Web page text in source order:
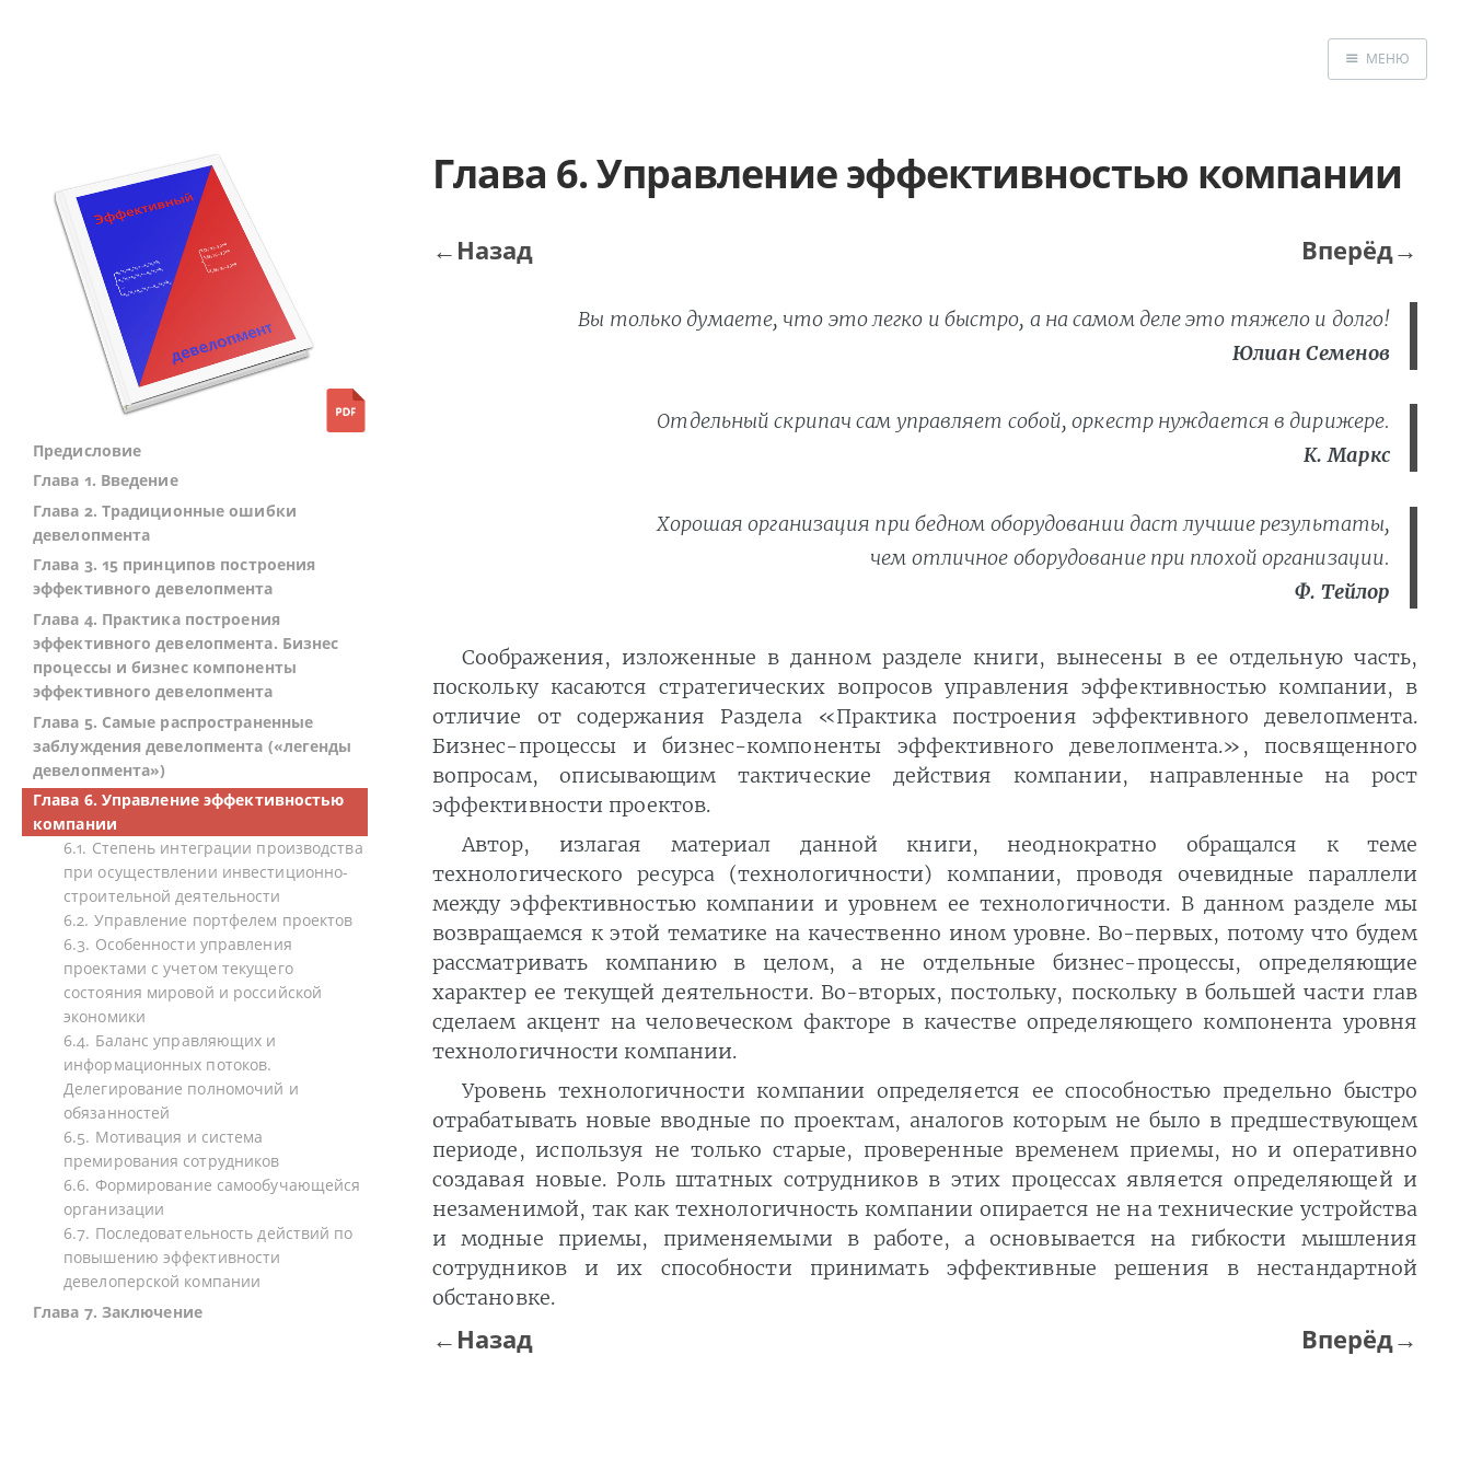
«Эффективный
девелопмент»
Консалтинг
МЕНЮ
Предисловие
Глава 1. Введение
Глава 2. Традиционные ошибки
девелопмента
Глава 3. 15 принципов построения
эффективного девелопмента
Глава 4. Практика построения
эффективного девелопмента. Бизнес
процессы и бизнес компоненты
эффективного девелопмента
Глава 5. Самые распространенные
заблуждения девелопмента («легенды
девелопмента»)
Глава 6. Управление эффективностью
компании
6.1. Степень интеграции производства
при осуществлении инвестиционно-
строительной деятельности
6.2. Управление портфелем проектов
6.3. Особенности управления
проектами с учетом текущего
состояния мировой и российской
экономики
6.4. Баланс управляющих и
информационных потоков.
Делегирование полномочий и
обязанностей
6.5. Мотивация и система
премирования сотрудников
6.6. Формирование самообучающейся
организации
6.7. Последовательность действий по
повышению эффективности
девелоперской компании
Глава 7. Заключение
Глава 6. Управление эффективностью компании
←Назад Вперёд→
Вы только думаете, что это легко и быстро, а на самом деле это тяжело и долго!
Юлиан Семенов
Отдельный скрипач сам управляет собой, оркестр нуждается в дирижере.
К. Маркс
Хорошая организация при бедном оборудовании даст лучшие результаты,
чем отличное оборудование при плохой организации.
Ф. Тейлор
Соображения, изложенные в данном разделе книги, вынесены в ее отдельную часть,
поскольку касаются стратегических вопросов управления эффективностью компании, в
отличие от содержания Раздела «Практика построения эффективного девелопмента.
Бизнес-процессы и бизнес-компоненты эффективного девелопмента.», посвященного
вопросам, описывающим тактические действия компании, направленные на рост
эффективности проектов.
Автор, излагая материал данной книги, неоднократно обращался к теме
технологического ресурса (технологичности) компании, проводя очевидные параллели
между эффективностью компании и уровнем ее технологичности. В данном разделе мы
возвращаемся к этой тематике на качественно ином уровне. Во-первых, потому что будем
рассматривать компанию в целом, а не отдельные бизнес-процессы, определяющие
характер ее текущей деятельности. Во-вторых, постольку, поскольку в большей части глав
сделаем акцент на человеческом факторе в качестве определяющего компонента уровня
технологичности компании.
Уровень технологичности компании определяется ее способностью предельно быстро
отрабатывать новые вводные по проектам, аналогов которым не было в предшествующем
периоде, используя не только старые, проверенные временем приемы, но и оперативно
создавая новые. Роль штатных сотрудников в этих процессах является определяющей и
незаменимой, так как технологичность компании опирается не на технические устройства
и модные приемы, применяемыми в работе, а основывается на гибкости мышления
сотрудников и их способности принимать эффективные решения в нестандартной
обстановке.
←Назад Вперёд→